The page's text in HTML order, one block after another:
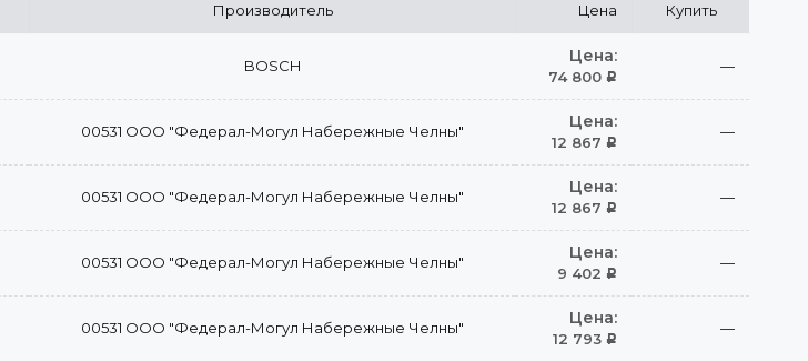
Производитель Цена Купить
BOSCH Цена:
74 800 Р
—
00531 ООО "Федерал-Могул Набережные Челны" Цена:
12 867 Р
—
00531 ООО "Федерал-Могул Набережные Челны" Цена:
12 867 Р
—
00531 ООО "Федерал-Могул Набережные Челны" Цена:
9 402 Р
—
00531 ООО "Федерал-Могул Набережные Челны" Цена:
12 793 Р
—